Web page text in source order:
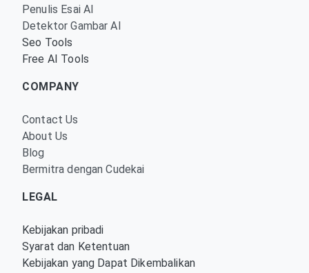
Penulis Esai AI
Detektor Gambar AI
Seo Tools
Free AI Tools
COMPANY
Contact Us
About Us
Blog
Bermitra dengan Cudekai
LEGAL
Kebijakan pribadi
Syarat dan Ketentuan
Kebijakan yang Dapat Dikembalikan